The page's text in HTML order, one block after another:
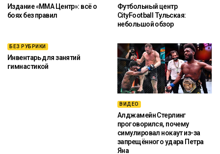
Издание «ММА Центр»: всё о
боях без правил
Футбольный центр
CityFootball Тульская:
небольшой обзор
БЕЗ РУБРИКИ
Инвентарь для занятий
гимнастикой
ВИДЕО
Алджамейн Стерлинг
проговорился, почему
симулировал нокаут из-за
запрещённого удара Петра
Яна